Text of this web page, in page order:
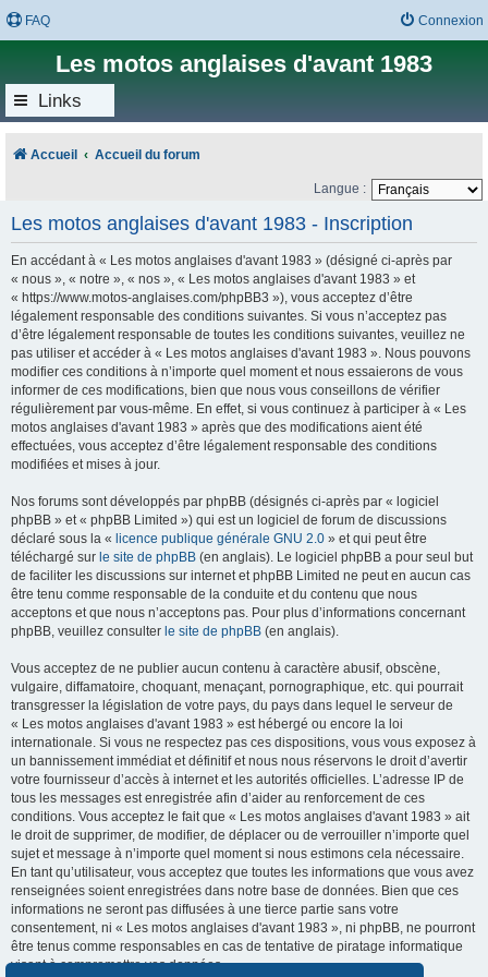
FAQ Connexion
Les motos anglaises d'avant 1983
Links
Accueil Accueil du forum
Langue :
Les motos anglaises d'avant 1983 - Inscription
En accédant à « Les motos anglaises d'avant 1983 » (désigné ci-après par
« nous », « notre », « nos », « Les motos anglaises d'avant 1983 » et
« https://www.motos-anglaises.com/phpBB3 »), vous acceptez d’être
légalement responsable des conditions suivantes. Si vous n’acceptez pas
d’être légalement responsable de toutes les conditions suivantes, veuillez ne
pas utiliser et accéder à « Les motos anglaises d'avant 1983 ». Nous pouvons
modifier ces conditions à n’importe quel moment et nous essaierons de vous
informer de ces modifications, bien que nous vous conseillons de vérifier
régulièrement par vous-même. En effet, si vous continuez à participer à « Les
motos anglaises d'avant 1983 » après que des modifications aient été
effectuées, vous acceptez d’être légalement responsable des conditions
modifiées et mises à jour.
Nos forums sont développés par phpBB (désignés ci-après par « logiciel
phpBB » et « phpBB Limited ») qui est un logiciel de forum de discussions
déclaré sous la « licence publique générale GNU 2.0 » et qui peut être
téléchargé sur le site de phpBB (en anglais). Le logiciel phpBB a pour seul but
de faciliter les discussions sur internet et phpBB Limited ne peut en aucun cas
être tenu comme responsable de la conduite et du contenu que nous
acceptons et que nous n’acceptons pas. Pour plus d’informations concernant
phpBB, veuillez consulter le site de phpBB (en anglais).
Vous acceptez de ne publier aucun contenu à caractère abusif, obscène,
vulgaire, diffamatoire, choquant, menaçant, pornographique, etc. qui pourrait
transgresser la législation de votre pays, du pays dans lequel le serveur de
« Les motos anglaises d'avant 1983 » est hébergé ou encore la loi
internationale. Si vous ne respectez pas ces dispositions, vous vous exposez à
un bannissement immédiat et définitif et nous nous réservons le droit d’avertir
votre fournisseur d’accès à internet et les autorités officielles. L’adresse IP de
tous les messages est enregistrée afin d’aider au renforcement de ces
conditions. Vous acceptez le fait que « Les motos anglaises d'avant 1983 » ait
le droit de supprimer, de modifier, de déplacer ou de verrouiller n’importe quel
sujet et message à n’importe quel moment si nous estimons cela nécessaire.
En tant qu’utilisateur, vous acceptez que toutes les informations que vous avez
renseignées soient enregistrées dans notre base de données. Bien que ces
informations ne seront pas diffusées à une tierce partie sans votre
consentement, ni « Les motos anglaises d'avant 1983 », ni phpBB, ne pourront
être tenus comme responsables en cas de tentative de piratage informatique
visant à compromettre vos données.